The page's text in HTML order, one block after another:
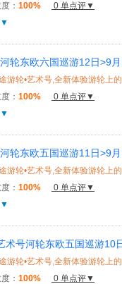
： 100%
0 单点评▼
▼
轮东欧六国巡游12日>9
餮美食
： 100%
0 单点评▼
▼
轮东欧五国巡游11日>9
： 100%
0 单点评▼
▼
术号河轮东欧五国巡游10
CK小镇、布拉格城堡、
： 100%
0 单点评▼